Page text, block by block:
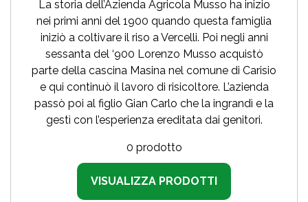
La storia dell’Azienda Agricola Musso ha inizio
nei primi anni del 1900 quando questa famiglia
iniziò a coltivare il riso a Vercelli. Poi negli anni
sessanta del ‘900 Lorenzo Musso acquistò
parte della cascina Masina nel comune di Carisio
e qui continuò il lavoro di risicoltore. L’azienda
passò poi al figlio Gian Carlo che la ingrandì e la
gestì con l’esperienza ereditata dai genitori.
0 prodotto
VISUALIZZA PRODOTTI